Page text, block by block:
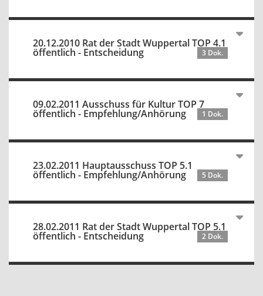
20.12.2010 Rat der Stadt Wuppertal TOP 4.1
öffentlich - Entscheidung 3 Dok.
09.02.2011 Ausschuss für Kultur TOP 7
öffentlich - Empfehlung/Anhörung 1 Dok.
23.02.2011 Hauptausschuss TOP 5.1
öffentlich - Empfehlung/Anhörung 5 Dok.
28.02.2011 Rat der Stadt Wuppertal TOP 5.1
öffentlich - Entscheidung 2 Dok.